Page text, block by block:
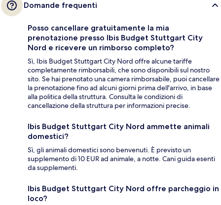
Domande frequenti
Posso cancellare gratuitamente la mia
prenotazione presso Ibis Budget Stuttgart City
Nord e ricevere un rimborso completo?
Sì, Ibis Budget Stuttgart City Nord offre alcune tariffe
completamente rimborsabili, che sono disponibili sul nostro
sito. Se hai prenotato una camera rimborsabile, puoi cancellare
la prenotazione fino ad alcuni giorni prima dell'arrivo, in base
alla politica della struttura. Consulta le condizioni di
cancellazione della struttura per informazioni precise.
Ibis Budget Stuttgart City Nord ammette animali
domestici?
Sì, gli animali domestici sono benvenuti. È previsto un
supplemento di 10 EUR ad animale, a notte. Cani guida esenti
da supplementi.
Ibis Budget Stuttgart City Nord offre parcheggio in
loco?